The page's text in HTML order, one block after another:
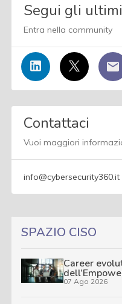
Segui gli
Entra nella community
Contattaci
Vuoi maggiori
info@cybersecurity360.it
SPAZIO CISO
Career
07 Ago 2026